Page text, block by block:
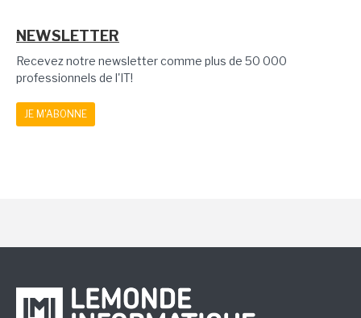
NEWSLETTER
Recevez notre newsletter comme plus de 50 000
professionnels de l'IT!
JE M'ABONNE